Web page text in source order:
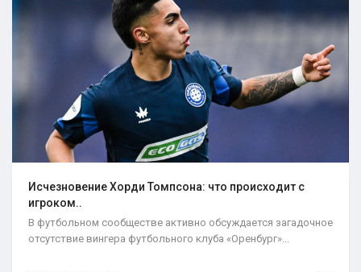
Исчезновение Хорди Томпсона: что происходит с
игроком..
В футбольном сообществе активно обсуждается загадочное
отсутствие вингера футбольного клуба «Оренбург»...